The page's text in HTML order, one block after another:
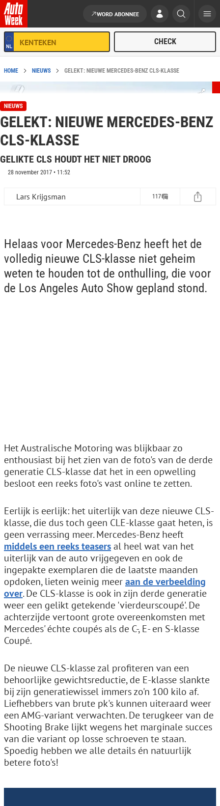
Ga naar de inhoud
WORD ABONNEE
HOME NIEUWS GELEKT: NIEUWE MERCEDES-BENZ CLS-KLASSE
NIEUWS
GELEKT: NIEUWE MERCEDES-BENZ
CLS-KLASSE
GELIKTE CLS HOUDT HET NIET DROOG
28 november 2017 • 11:52
Lars Krijgsman 117
Helaas voor Mercedes-Benz heeft het de
volledig nieuwe CLS-klasse niet geheim
weten te houden tot de onthulling, die voor
de Los Angeles Auto Show gepland stond.
Het Australische Motoring was blijkbaar zo
enthousiast bij het zien van de foto's van de derde
generatie CLS-klasse dat het in een opwelling
besloot een reeks foto's vast online te zetten.
Eerlijk is eerlijk: het uiterlijk van deze nieuwe CLS-
klasse, die dus toch geen CLE-klasse gaat heten, is
geen verrassing meer. Mercedes-Benz heeft
middels een reeks teasersal heel wat van het
uiterlijk van de auto vrijgegeven en ook de
ingepakte exemplaren die de laatste maanden
opdoken, lieten weinig meeraan de verbeelding
over. De CLS-klasse is ook in zijn derde generatie
weer een gelikt getekende 'vierdeurscoupé'. De
achterzijde vertoont grote overeenkomsten met
Mercedes' échte coupés als de C-, E- en S-klasse
Coupé.
De nieuwe CLS-klasse zal profiteren van een
behoorlijke gewichtsreductie, de E-klasse slankte
bij zijn generatiewissel immers zo'n 100 kilo af.
Liefhebbers van brute pk's kunnen uiteraard weer
een AMG-variant verwachten. De terugkeer van de
Shooting Brake lijkt wegens het marginale succes
van die variant op losse schroeven te staan.
Spoedig hebben we alle details én natuurlijk
betere foto's!